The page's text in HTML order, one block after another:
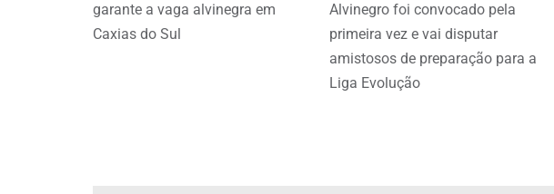
garante a vaga alvinegra em
Caxias do Sul
Alvinegro foi convocado pela
primeira vez e vai disputar
amistosos de preparação para a
Liga Evolução